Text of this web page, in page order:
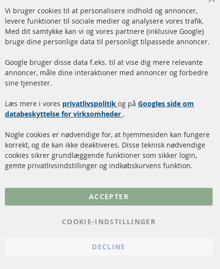
info@contra-automotive.de
www.contra-automotive.de
Facebook
Instagram
Hurtige links
Dieselpartikelfilter (DPF)
rengøring
Katalysator (KAT)
Sensorer
FAQ
Kundeservice
Betalingsmetoder
Kontakt
Vi bruger cookies til at personalisere indhold og annoncer,
levere funktioner til sociale medier og analysere vores trafik.
Med dit samtykke kan vi og vores partnere (inklusive Google)
bruge dine personlige data til personligt tilpassede annoncer.
Google bruger disse data f.eks. til at vise dig mere relevante
annoncer, måle dine interaktioner med annoncer og forbedre
sine tjenester.
Læs mere i vores privatlivspolitik og på Googles side om
databeskyttelse for virksomheder .
Nogle cookies er nødvendige for, at hjemmesiden kan fungere
korrekt, og de kan ikke deaktiveres. Disse teknisk nødvendige
cookies sikrer grundlæggende funktioner som sikker login,
gemte privatlivsindstillinger og indkøbskurvens funktion.
ACCEPTER
COOKIE-INDSTILLINGER
DECLINE